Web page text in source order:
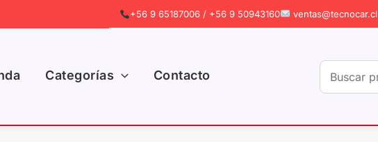
+56 9 65187006 / +56 9 50943160 ventas@tecnocar.cl
Categorías Contacto